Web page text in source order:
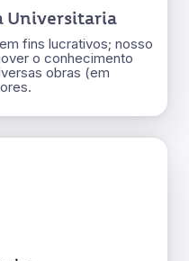
Universitaria
fins lucrativos; nosso
o conhecimento
obras (em